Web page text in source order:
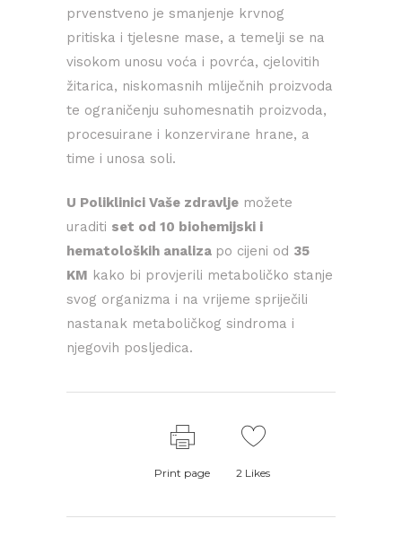
prvenstveno je smanjenje krvnog
pritiska i tjelesne mase, a temelji se na
visokom unosu voća i povrća, cjelovitih
žitarica, niskomasnih mliječnih proizvoda
te ograničenju suhomesnatih proizvoda,
procesuirane i konzervirane hrane, a
time i unosa soli.
U Poliklinici Vaše zdravlje možete
uraditi set od 10 biohemijski i
hematoloških analiza po cijeni od 35
KM kako bi provjerili metaboličko stanje
svog organizma i na vrijeme spriječili
nastanak metaboličkog sindroma i
njegovih posljedica.
Print page 2 Likes